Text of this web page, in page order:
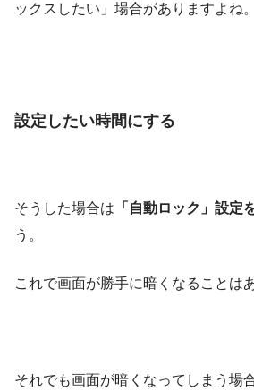
ックスしたい」場合がありますよね。
設定したい時間にする
そうした場合は 「自動ロック」設定
う。
これで画面が勝手に暗くなることは
それでも画面が暗くなってしまう場